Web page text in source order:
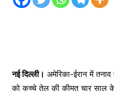
नई दिल्ली। अमेरिका-ईरान में
को कच्चे तेल की कीमत चार साल